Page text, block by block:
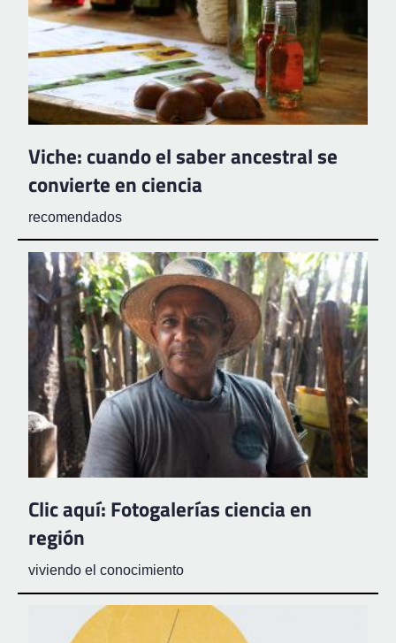
Viche: cuando el saber ancestral se
convierte en ciencia
recomendados
Clic aquí: Fotogalerías ciencia en
región
viviendo el conocimiento